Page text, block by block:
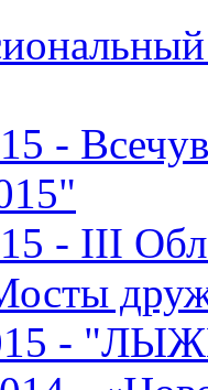
-
- III
-